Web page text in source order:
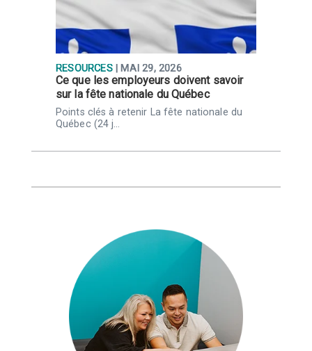
RESOURCES | MAI 29, 2026
Ce que les employeurs doivent savoir
sur la fête nationale du Québec
Points clés à retenir La fête nationale du
Québec (24 j…